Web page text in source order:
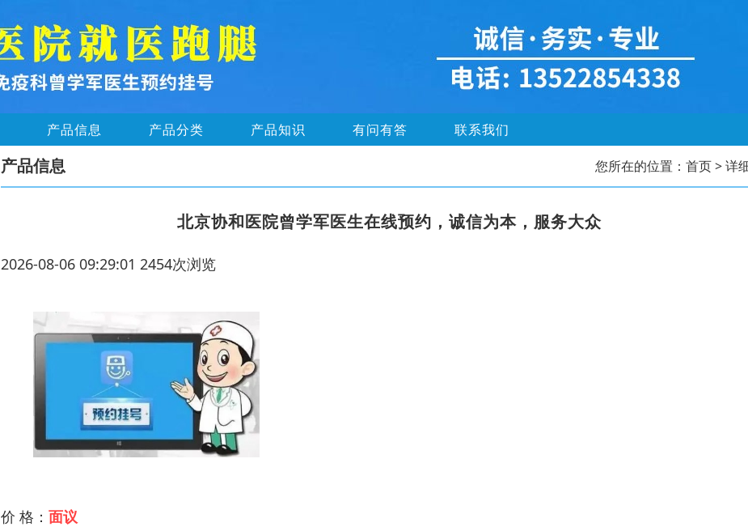
产品信息 产品分类 产品知识 有问有答 联系我们
产品信息 您所在的位置： 首页> 详
北京协和医院曾学军医生在线预约，诚信为本，服务大众
2026-08-06 09:29:01 2454次浏览
价 格： 面议